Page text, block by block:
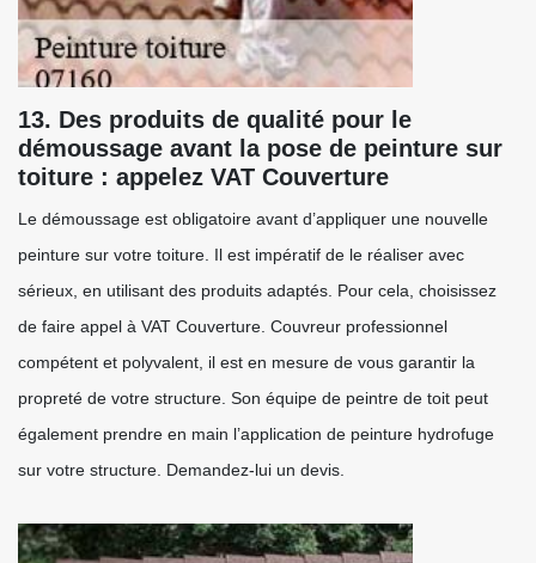
13. Des produits de qualité pour le
démoussage avant la pose de peinture sur
toiture : appelez VAT Couverture
Le démoussage est obligatoire avant d’appliquer une nouvelle
peinture sur votre toiture. Il est impératif de le réaliser avec
sérieux, en utilisant des produits adaptés. Pour cela, choisissez
de faire appel à VAT Couverture. Couvreur professionnel
compétent et polyvalent, il est en mesure de vous garantir la
propreté de votre structure. Son équipe de peintre de toit peut
également prendre en main l’application de peinture hydrofuge
sur votre structure. Demandez-lui un devis.